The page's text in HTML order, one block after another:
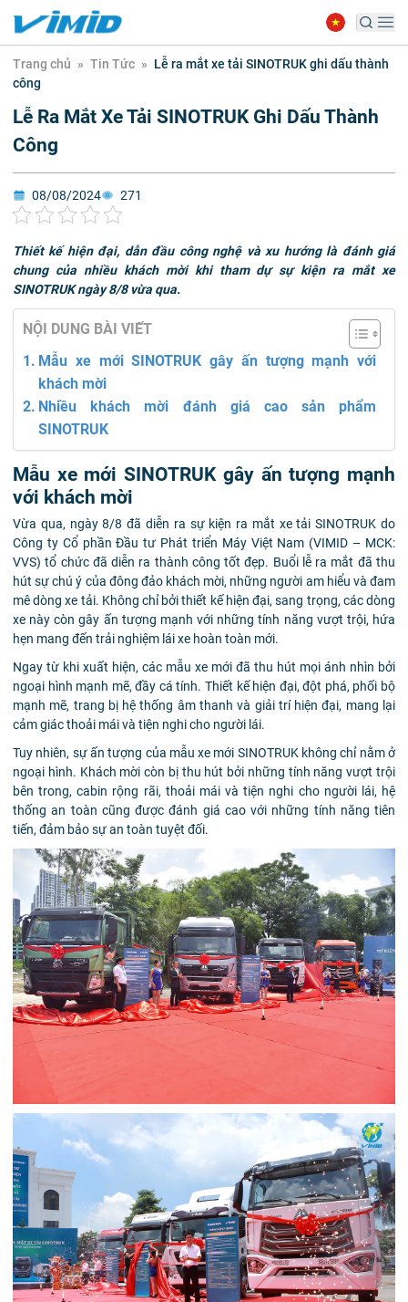
Trang chủ » Tin Tức » Lễ ra mắt xe tải SINOTRUK ghi dấu thành
công
Lễ Ra Mắt Xe Tải SINOTRUK Ghi Dấu Thành
Công
08/08/2024 271
Thiết kế hiện đại, dẫn đầu công nghệ và xu hướng là đánh giá
chung của nhiều khách mời khi tham dự sự kiện ra mắt xe
SINOTRUK ngày 8/8 vừa qua.
NỘI DUNG BÀI VIẾT
Mẫu xe mới SINOTRUK gây ấn tượng mạnh với
khách mời
Nhiều khách mời đánh giá cao sản phẩm
SINOTRUK
Mẫu xe mới SINOTRUK gây ấn tượng mạnh
với khách mời
Vừa qua, ngày 8/8 đã diễn ra sự kiện ra mắt xe tải SINOTRUK do
Công ty Cổ phần Đầu tư Phát triển Máy Việt Nam (VIMID – MCK:
VVS) tổ chức đã diễn ra thành công tốt đẹp. Buổi lễ ra mắt đã thu
hút sự chú ý của đông đảo khách mời, những người am hiểu và đam
mê dòng xe tải. Không chỉ bởi thiết kế hiện đại, sang trọng, các dòng
xe này còn gây ấn tượng mạnh với những tính năng vượt trội, hứa
hẹn mang đến trải nghiệm lái xe hoàn toàn mới.
Ngay từ khi xuất hiện, các mẫu xe mới đã thu hút mọi ánh nhìn bởi
ngoại hình mạnh mẽ, đầy cá tính. Thiết kế hiện đại, đột phá, phối bộ
mạnh mẽ, trang bị hệ thống âm thanh và giải trí hiện đại, mang lại
cảm giác thoải mái và tiện nghi cho người lái.
Tuy nhiên, sự ấn tượng của mẫu xe mới SINOTRUK không chỉ nằm ở
ngoại hình. Khách mời còn bị thu hút bởi những tính năng vượt trội
bên trong, cabin rộng rãi, thoải mái và tiện nghi cho người lái, hệ
thống an toàn cũng được đánh giá cao với những tính năng tiên
tiến, đảm bảo sự an toàn tuyệt đối.